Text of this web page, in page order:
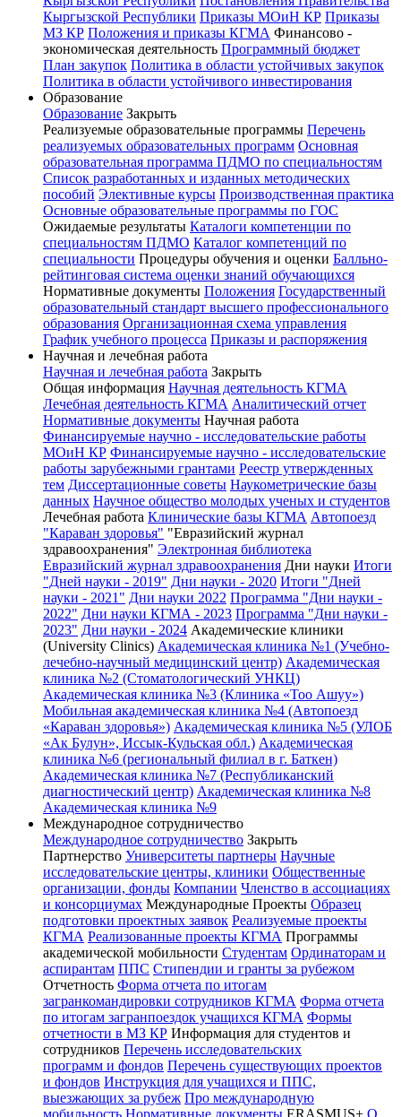
Кыргызской Республики Приказы МОиН КР Приказы
МЗ КР Положения и приказы КГМА Финансово -
экономическая деятельность Программный бюджет
План закупок Политика в области устойчивых закупок
Политика в области устойчивого инвестирования
Образование
Образование Закрыть
Реализуемые образовательные программы Перечень
реализуемых образовательных программ Основная
образовательная программа ПДМО по специальностям
Список разработанных и изданных методических
пособий Элективные курсы Производственная практика
Основные образовательные программы по ГОС
Ожидаемые результаты Каталоги компетенции по
специальностям ПДМО Каталог компетенций по
специальности Процедуры обучения и оценки Балльно-
рейтинговая система оценки знаний обучающихся
Нормативные документы Положения Государственный
образовательный стандарт высшего профессионального
образования Организационная схема управления
График учебного процесса Приказы и распоряжения
Научная и лечебная работа
Научная и лечебная работа Закрыть
Общая информация Научная деятельность КГМА
Лечебная деятельность КГМА Аналитический отчет
Нормативные документы Научная работа
Финансируемые научно - исследовательские работы
МОиН КР Финансируемые научно - исследовательские
работы зарубежными грантами Реестр утвержденных
тем Диссертационные советы Наукометрические базы
данных Научное общество молодых ученых и студентов
Лечебная работа Клинические базы КГМА Автопоезд
"Караван здоровья" "Евразийский журнал
здравоохранения" Электронная библиотека
Евразийский журнал здравоохранения Дни науки Итоги
"Дней науки - 2019" Дни науки - 2020 Итоги "Дней
науки - 2021" Дни науки 2022 Программа "Дни науки -
2022" Дни науки КГМА - 2023 Программа "Дни науки -
2023" Дни науки - 2024 Академические клиники
(University Clinics) Академическая клиника №1 (Учебно-
лечебно-научный медицинский центр) Академическая
клиника №2 (Стоматологический УНКЦ)
Академическая клиника №3 (Клиника «Тоо Ашуу»)
Мобильная академическая клиника №4 (Автопоезд
«Караван здоровья») Академическая клиника №5 (УЛОБ
«Ак Булун», Иссык-Кульская обл.) Академическая
клиника №6 (региональный филиал в г. Баткен)
Академическая клиника №7 (Республиканский
диагностический центр) Академическая клиника №8
Академическая клиника №9
Международное сотрудничество
Международное сотрудничество Закрыть
Партнерство Университеты партнеры Научные
исследовательские центры, клиники Общественные
организации, фонды Компании Членство в ассоциациях
и консорциумах Международные Проекты Образец
подготовки проектных заявок Реализуемые проекты
КГМА Реализованные проекты КГМА Программы
академической мобильности Студентам Ординаторам и
аспирантам ППС Стипендии и гранты за рубежом
Отчетность Форма отчета по итогам
загранкомандировки сотрудников КГМА Форма отчета
по итогам загранпоездок учащихся КГМА Формы
отчетности в МЗ КР Информация для студентов и
сотрудников Перечень исследовательских
программ и фондов Перечень существующих проектов
и фондов Инструкция для учащихся и ППС,
выезжающих за рубеж Про международную
мобильность Нормативные документы ERASMUS+ О